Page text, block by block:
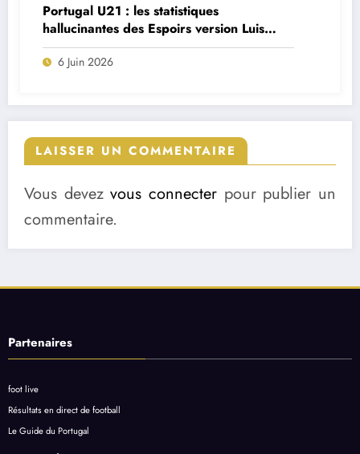
Portugal U21 : les statistiques
hallucinantes des Espoirs version Luis
Freire
6 Juin 2026
LAISSER UN COMMENTAIRE
Vous devezvous connecter pour publier un
commentaire.
Partenaires
foot live
Résultats en direct de football
Le Guide du Portugal